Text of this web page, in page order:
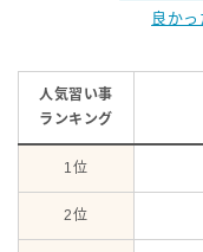
良かっ
人気習い事
ランキング
1位
2位